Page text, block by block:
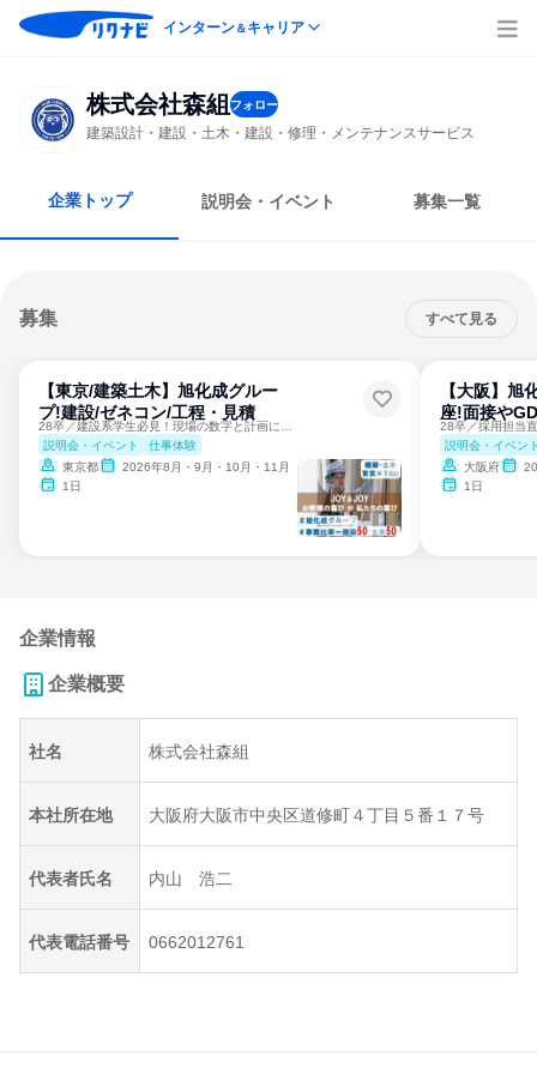
インターン＆キャリア
株式会社森組 フォロー
建築設計・建設・土木・建設・修理・メンテナンスサービス
企業トップ 説明会・イベント 募集一覧
募集 すべて見る
【東京/建築土木】旭化成グルー
プ!建設/ゼネコン/工程・見積
説明会・イベント
仕事体験
東京都
2026年8月・9月・10月・11月
1日
【大阪】旭
座!面接や
説明会・イベン
大阪府
1日
企業情報
企業概要
社名 株式会社森組
本社所在地 大阪府大阪市中央区道修町４丁目５番１７号
代表者氏名 内山 浩二
代表電話番号 0662012761